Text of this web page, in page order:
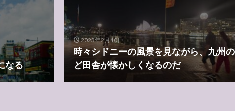
なる
2023年2月10日
時々シドニーの風景を見ながら、九州の
ど田舎が懐かしくなるのだ